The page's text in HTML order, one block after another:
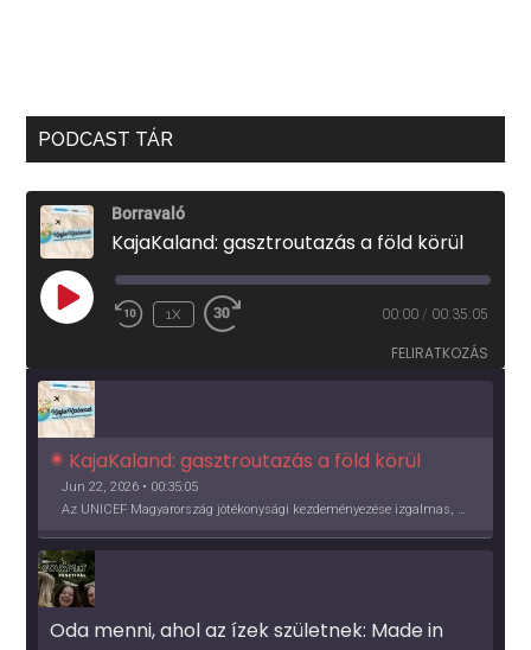
PODCAST TÁR
Borravaló
KajaKaland: gasztroutazás a föld körül
PLAY
EPISODE
1X 00:00 / 00:35:05
FELIRATKOZÁS
KajaKaland: gasztroutazás a föld körül
Jun 22, 2026 • 00:35:05
Az UNICEF Magyarország jótékonysági kezdeményezése izgalmas, egész éves világkörüli ízutazásra hív, igazi családi program és gasztroedukáció, illetve segítség a rászorulóknak is egyben.
Oda menni, ahol az ízek születnek: Made in